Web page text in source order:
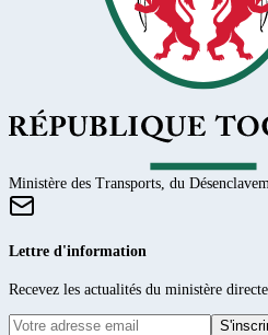
Ministère des Transports, du
Lettre d'information
Recevez les actualités du ministère